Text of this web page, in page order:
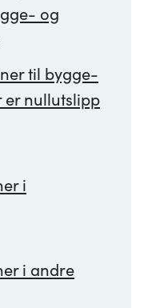
og
til bygge-
er nullutslipp
i
i andre